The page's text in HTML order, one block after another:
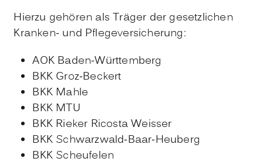
Hierzu gehören als Träger der gesetzlichen
Kranken- und Pflegeversicherung:
AOK Baden-Württemberg
BKK Groz-Beckert
BKK Mahle
BKK MTU
BKK Rieker Ricosta Weisser
BKK Schwarzwald-Baar-Heuberg
BKK Scheufelen